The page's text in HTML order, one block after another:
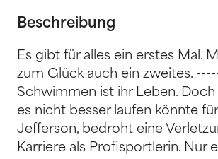
Beschreibung
Es gibt für alles ein erstes Mal.
zum Glück auch ein zweites.
Schwimmen ist ihr Leben. Doch
es nicht besser laufen könnte
Jefferson, bedroht eine
Karriere als Profisportlerin. Nur